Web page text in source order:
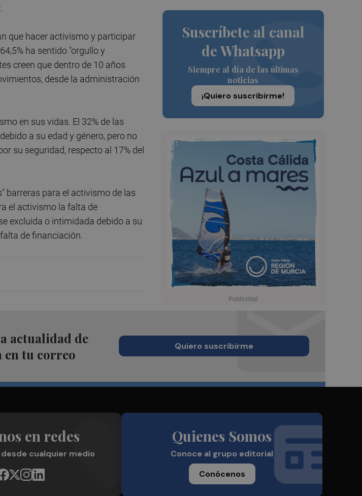
Suscríbete al canal
de Whatsapp
Siempre al día de las últimas
noticias
¡Quiero suscribirme!
que hacer activismo y participar
ha sentido "orgullo y
creen que dentro de 10 años
desde la administración
en sus vidas. El 32% de las
a su edad y género, pero no
su seguridad, respecto al 17% del
barreras para el activismo de las
el activismo la falta de
excluida o intimidada debido a su
de financiación.
actualidad de
en tu correo
Quiero suscribirme
en redes
desde cualquier medio
Quienes Somos
Conoce al grupo editorial
Conócenos